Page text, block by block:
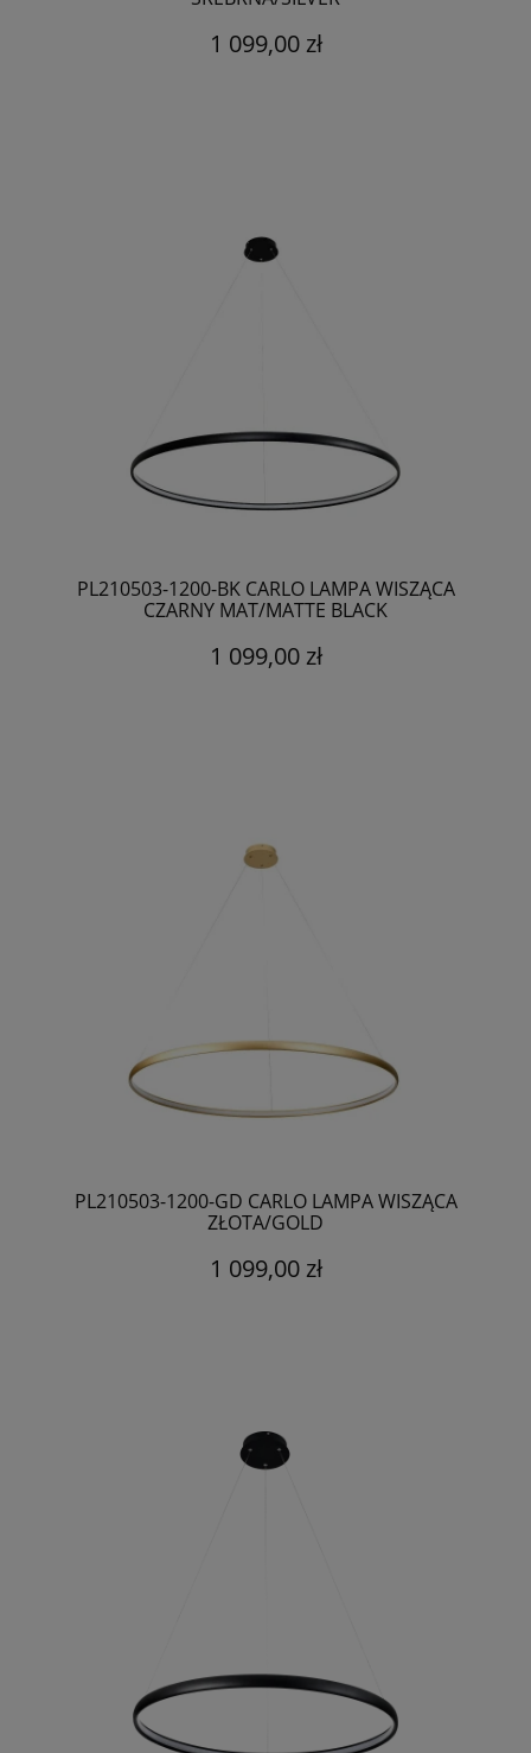
1 099,00 zł
PL210503-1200-BK CARLO LAMPA WISZĄCA
CZARNY MAT/MATTE BLACK
1 099,00 zł
PL210503-1200-GD CARLO LAMPA WISZĄCA
ZŁOTA/GOLD
1 099,00 zł